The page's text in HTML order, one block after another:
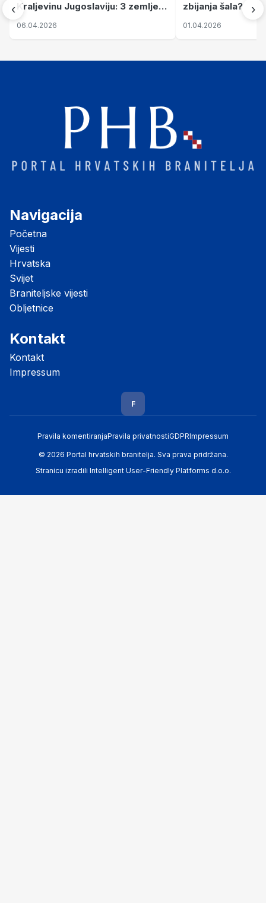
‹
Kraljevinu Jugoslaviju: 3 zemlje
nastale njenim raspadom
06.04.2026
zbijanja šala?
01.04.2026
›
Navigacija
Početna
Vijesti
Hrvatska
Svijet
Braniteljske vijesti
Obljetnice
Kontakt
Kontakt
Impressum
F
Pravila komentiranjaPravila privatnostiGDPRImpressum
© 2026 Portal hrvatskih branitelja. Sva prava pridržana.
Stranicu izradili Intelligent User-Friendly Platforms d.o.o.